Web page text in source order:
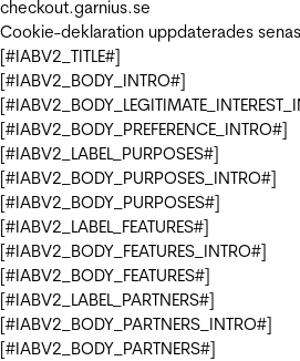
checkout.garnius.se
Cookie-deklaration uppdaterades
[#IABV2_TITLE#]
[#IABV2_BODY_INTRO#]
[#IABV2_BODY_PREFERENCE_INTRO#]
[#IABV2_LABEL_PURPOSES#]
[#IABV2_BODY_PURPOSES_INTRO#]
[#IABV2_BODY_PURPOSES#]
[#IABV2_LABEL_FEATURES#]
[#IABV2_BODY_FEATURES_INTRO#]
[#IABV2_BODY_FEATURES#]
[#IABV2_LABEL_PARTNERS#]
[#IABV2_BODY_PARTNERS_INTRO#]
[#IABV2_BODY_PARTNERS#]